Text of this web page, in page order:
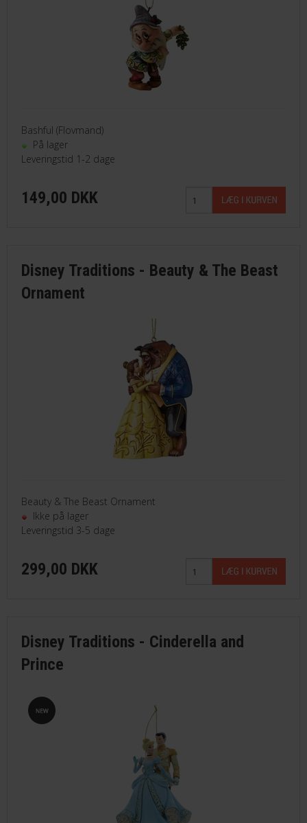
Bashful (Flovmand)
På lager
Leveringstid 1-2 dage
149,00 DKK
Disney Traditions - Beauty & The Beast
Ornament
Beauty & The Beast Ornament
Ikke på lager
Leveringstid 3-5 dage
299,00 DKK
Disney Traditions - Cinderella and
Prince